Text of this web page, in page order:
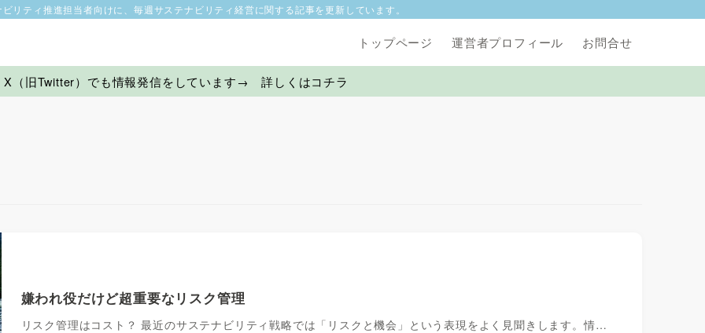
リティ推進担当者向けに、毎週サステナビリティ経営に関する記事を更新しています。
トップページ 運営者プロフィール お問合せ
X（旧Twitter）でも情報発信をしています→ 詳しくはコチラ
嫌われ役だけど超重要なリスク管理
リスク管理はコスト？ 最近のサステナビリティ戦略では「リスクと機会」という表現をよく見聞きします。情…